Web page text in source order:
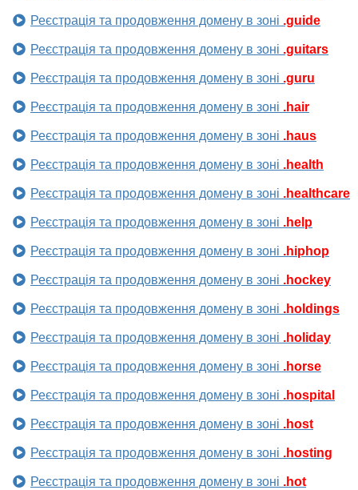
Реєстрація та продовження домену в зоні .guide
Реєстрація та продовження домену в зоні .guitars
Реєстрація та продовження домену в зоні .guru
Реєстрація та продовження домену в зоні .hair
Реєстрація та продовження домену в зоні .haus
Реєстрація та продовження домену в зоні .health
Реєстрація та продовження домену в зоні .healthcare
Реєстрація та продовження домену в зоні .help
Реєстрація та продовження домену в зоні .hiphop
Реєстрація та продовження домену в зоні .hockey
Реєстрація та продовження домену в зоні .holdings
Реєстрація та продовження домену в зоні .holiday
Реєстрація та продовження домену в зоні .horse
Реєстрація та продовження домену в зоні .hospital
Реєстрація та продовження домену в зоні .host
Реєстрація та продовження домену в зоні .hosting
Реєстрація та продовження домену в зоні .hot